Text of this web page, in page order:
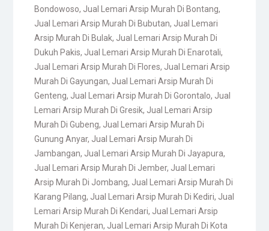
Bondowoso, Jual Lemari Arsip Murah Di Bontang,
Jual Lemari Arsip Murah Di Bubutan, Jual Lemari
Arsip Murah Di Bulak, Jual Lemari Arsip Murah Di
Dukuh Pakis, Jual Lemari Arsip Murah Di Enarotali,
Jual Lemari Arsip Murah Di Flores, Jual Lemari Arsip
Murah Di Gayungan, Jual Lemari Arsip Murah Di
Genteng, Jual Lemari Arsip Murah Di Gorontalo, Jual
Lemari Arsip Murah Di Gresik, Jual Lemari Arsip
Murah Di Gubeng, Jual Lemari Arsip Murah Di
Gunung Anyar, Jual Lemari Arsip Murah Di
Jambangan, Jual Lemari Arsip Murah Di Jayapura,
Jual Lemari Arsip Murah Di Jember, Jual Lemari
Arsip Murah Di Jombang, Jual Lemari Arsip Murah Di
Karang Pilang, Jual Lemari Arsip Murah Di Kediri, Jual
Lemari Arsip Murah Di Kendari, Jual Lemari Arsip
Murah Di Kenjeran, Jual Lemari Arsip Murah Di Kota